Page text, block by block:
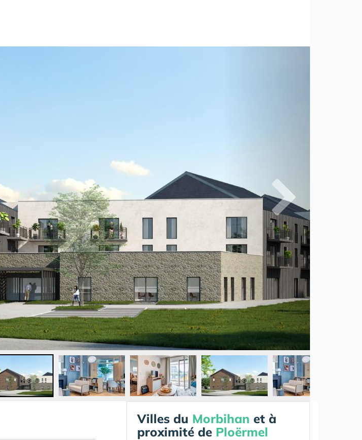
Villes du Morbihan et à
proximité de Ploërmel